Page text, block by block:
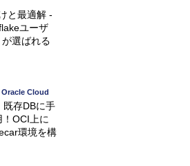
と最適解 -
ユーザ
選ばれる
Cloud
既存DBに手
OCI上に
環境を構